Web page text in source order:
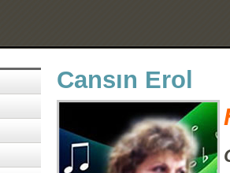
Cansın Erol